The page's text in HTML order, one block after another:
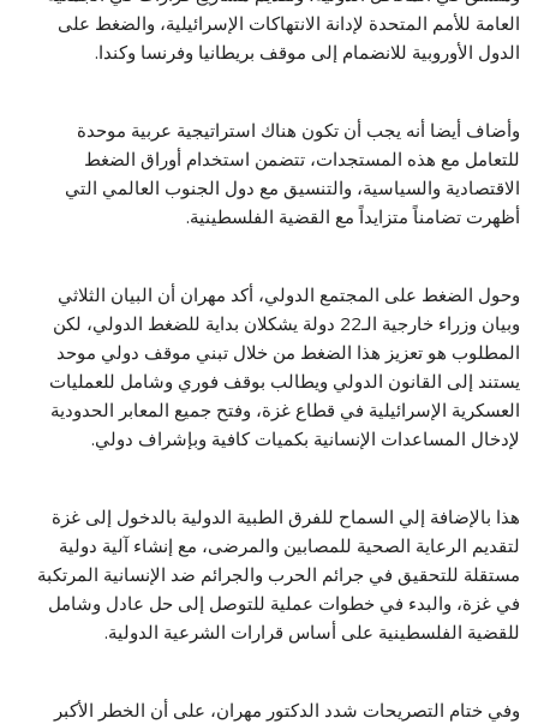
العامة للأمم المتحدة لإدانة الانتهاكات الإسرائيلية، والضغط على
الدول الأوروبية للانضمام إلى موقف بريطانيا وفرنسا وكندا.
وأضاف أيضا أنه يجب أن تكون هناك استراتيجية عربية موحدة
للتعامل مع هذه المستجدات، تتضمن استخدام أوراق الضغط
الاقتصادية والسياسية، والتنسيق مع دول الجنوب العالمي التي
أظهرت تضامناً متزايداً مع القضية الفلسطينية.
وحول الضغط على المجتمع الدولي، أكد مهران أن البيان الثلاثي
وبيان وزراء خارجية الـ22 دولة يشكلان بداية للضغط الدولي، لكن
المطلوب هو تعزيز هذا الضغط من خلال تبني موقف دولي موحد
يستند إلى القانون الدولي ويطالب بوقف فوري وشامل للعمليات
العسكرية الإسرائيلية في قطاع غزة، وفتح جميع المعابر الحدودية
لإدخال المساعدات الإنسانية بكميات كافية وبإشراف دولي.
هذا بالإضافة إلي السماح للفرق الطبية الدولية بالدخول إلى غزة
لتقديم الرعاية الصحية للمصابين والمرضى، مع إنشاء آلية دولية
مستقلة للتحقيق في جرائم الحرب والجرائم ضد الإنسانية المرتكبة
في غزة، والبدء في خطوات عملية للتوصل إلى حل عادل وشامل
للقضية الفلسطينية على أساس قرارات الشرعية الدولية.
وفي ختام التصريحات شدد الدكتور مهران، على أن الخطر الأكبر